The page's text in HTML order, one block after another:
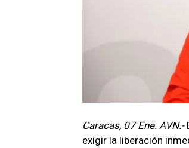
Caracas, 07 Ene. AVN.-
exigir la liberación